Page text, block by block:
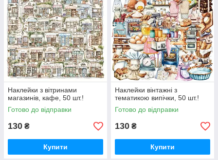
Наклейки з вітринами
магазинів, кафе, 50 шт.!
Готово до відправки
130 ₴
Купити
Наклейки вінтажні з
тематикою випічки, 50 шт.!
Готово до відправки
130 ₴
Купити